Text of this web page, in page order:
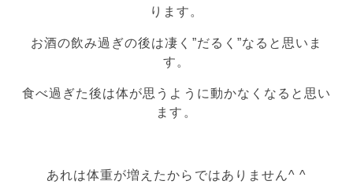
ります。
お酒の飲み過ぎの後は凄く”だるく”なると思いま
す。
食べ過ぎた後は体が思うように動かなくなると思い
ます。
あれは体重が増えたからではありません^ ^